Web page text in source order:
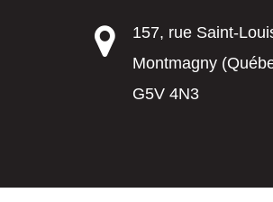
157, rue Saint-
Montmagny
G5V 4N3